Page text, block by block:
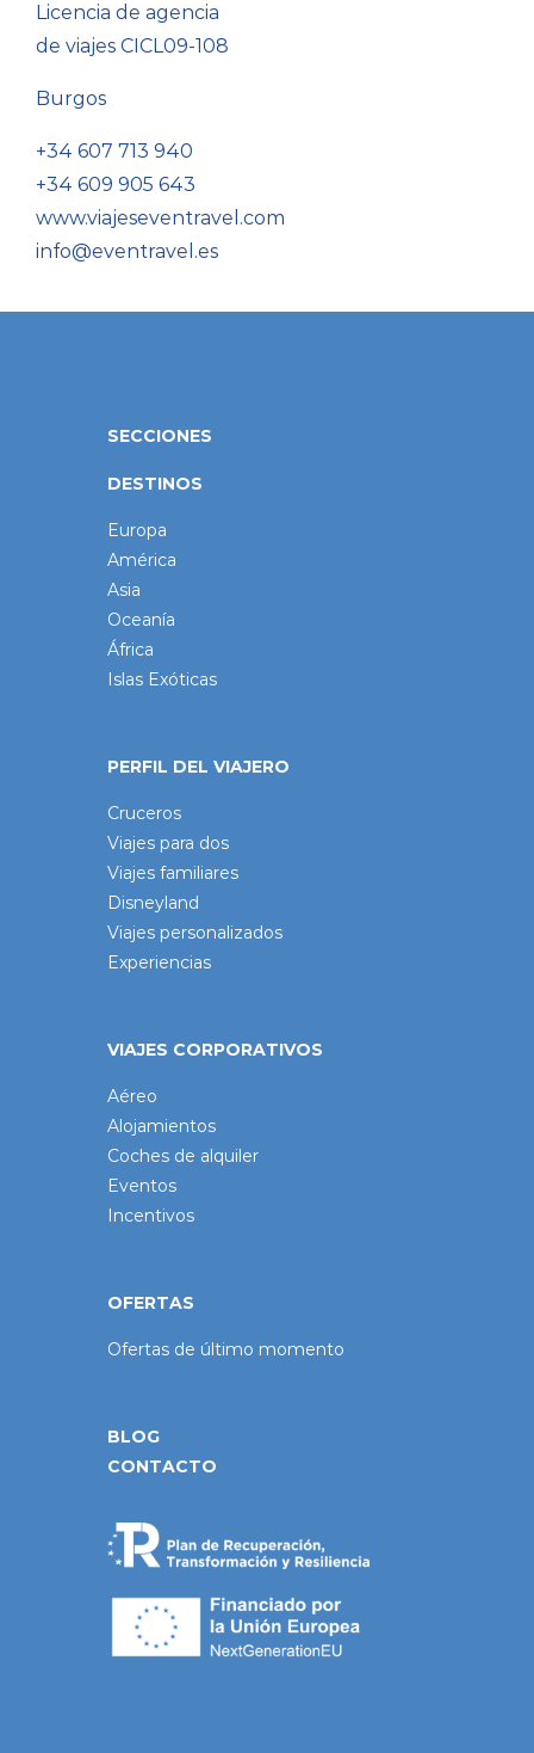
Licencia de agencia
de viajes CICL09-108
Burgos
+34 607 713 940
+34 609 905 643
www.viajeseventravel.com
info@eventravel.es
SECCIONES
DESTINOS
Europa
América
Asia
Oceanía
África
Islas Exóticas
PERFIL DEL VIAJERO
Cruceros
Viajes para dos
Viajes familiares
Disneyland
Viajes personalizados
Experiencias
VIAJES CORPORATIVOS
Aéreo
Alojamientos
Coches de alquiler
Eventos
Incentivos
OFERTAS
Ofertas de último momento
BLOG
CONTACTO